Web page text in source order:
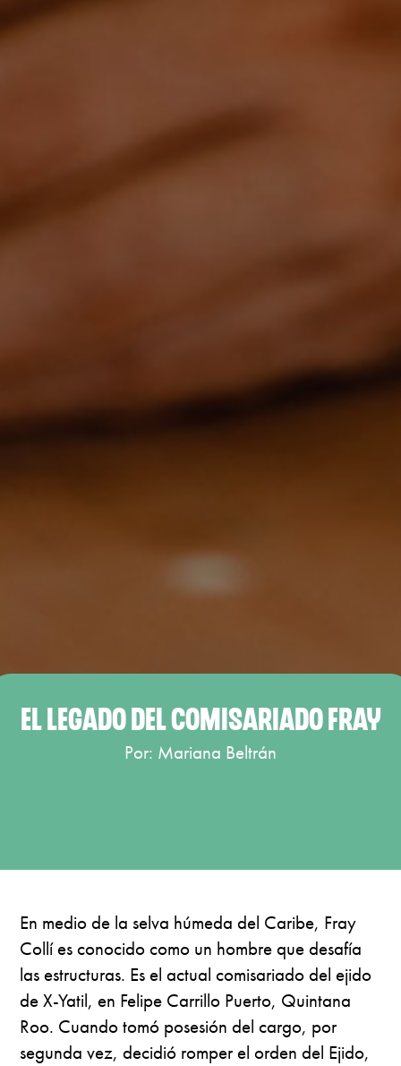
EL LEGADO DEL COMISARIADO FRAY
Por: Mariana Beltrán
En medio de la selva húmeda del Caribe, Fray
Collí es conocido como un hombre que desafía
las estructuras. Es el actual comisariado del ejido
de X-Yatil, en Felipe Carrillo Puerto, Quintana
Roo. Cuando tomó posesión del cargo, por
segunda vez, decidió romper el orden del Ejido,